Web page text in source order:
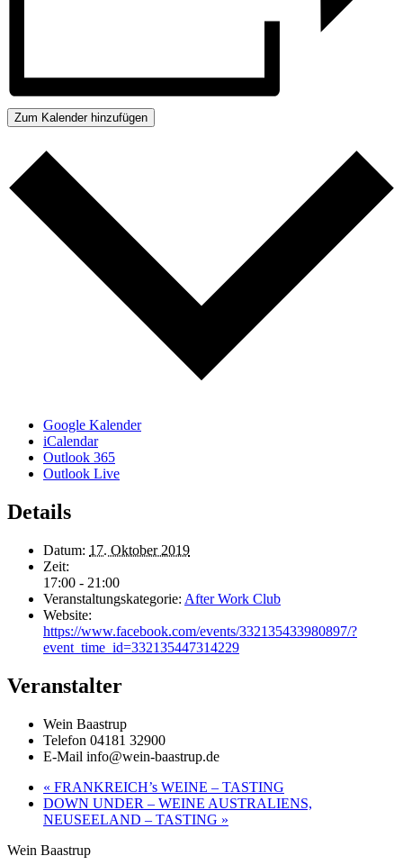
Zum Kalender hinzufügen
Google Kalender
iCalendar
Outlook 365
Outlook Live
Details
Datum: 17. Oktober 2019
Zeit:
17:00 - 21:00
Veranstaltungskategorie: After Work Club
Website:
https://www.facebook.com/events/332135433980897/?
event_time_id=332135447314229
Veranstalter
Wein Baastrup
Telefon 04181 32900
E-Mail info@wein-baastrup.de
« FRANKREICH’s WEINE – TASTING
DOWN UNDER – WEINE AUSTRALIENS,
NEUSEELAND – TASTING »
Wein Baastrup